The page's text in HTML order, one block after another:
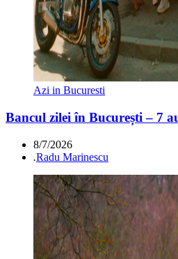
Azi in Bucuresti
Bancul zilei în București – 7
8/7/2026
.Radu Marinescu